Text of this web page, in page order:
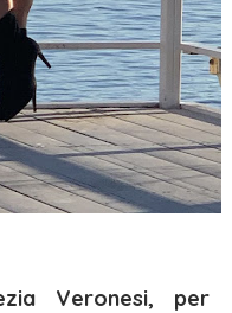
Veronesi, per